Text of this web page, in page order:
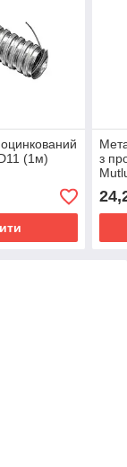
(1м)
з